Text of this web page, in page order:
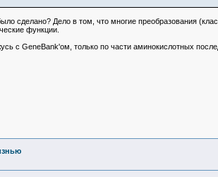
сделано? Дело в том, что многие преобразования
функции.
с GeneBank'ом, только по части аминокислотных